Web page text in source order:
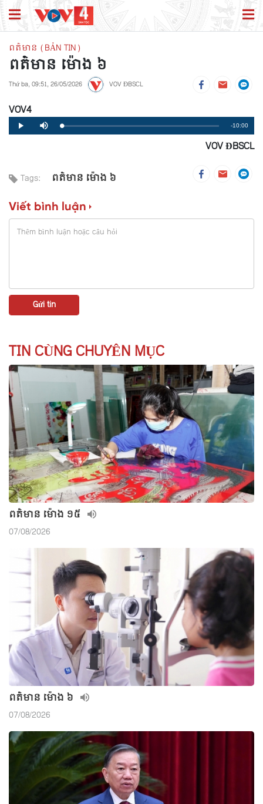
ពត៌មាន (BẢN TIN)
ពត៌មាន ម៉ោង​ ៦
Thứ ba, 09:51, 26/05/2026 VOV ĐBSCL
VOV4
Play Mute Loaded:
0%
Progress:
0%
Remaining
Time
-10:00
VOV ĐBSCL
Tags: ពត៌មាន ម៉ោង​ ៦
Viết bình luận
TIN CÙNG CHUYÊN MỤC
ពត៌មាន ម៉ោង ១៥
07/08/2026
ពត៌មាន ម៉ោង​ ៦
07/08/2026